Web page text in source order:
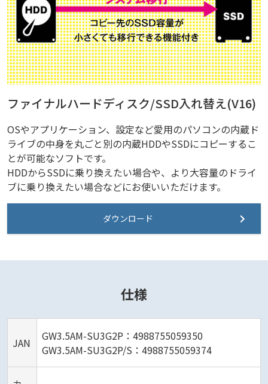
ファイナルハードディスク/SSD入れ替え(V16)
OSやアプリケーション、設定など愛用のパソコンの内蔵ド
ライブの中身を丸ごと別の内蔵HDDやSSDにコピーするこ
とが可能なソフトです。
HDDからSSDに乗り換えたい場合や、より大容量のドライ
ブに乗り換えたい場合などにお使いいただけます。
ダウンロード
仕様
JAN
GW3.5AM-SU3G2P：4988755059350
GW3.5AM-SU3G2P/S：4988755059374